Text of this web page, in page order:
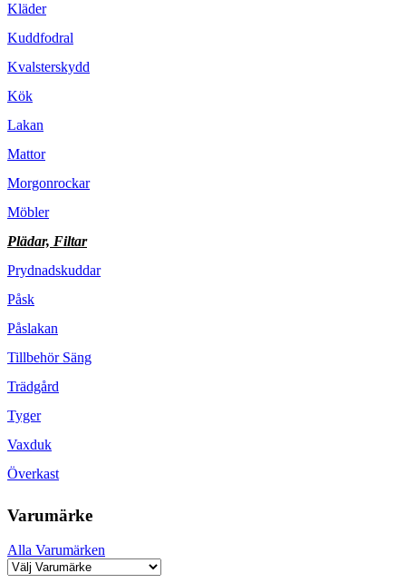
Kläder
Kuddfodral
Kvalsterskydd
Kök
Lakan
Mattor
Morgonrockar
Möbler
Plädar, Filtar
Prydnadskuddar
Påsk
Påslakan
Tillbehör Säng
Trädgård
Tyger
Vaxduk
Överkast
Varumärke
Alla Varumärken